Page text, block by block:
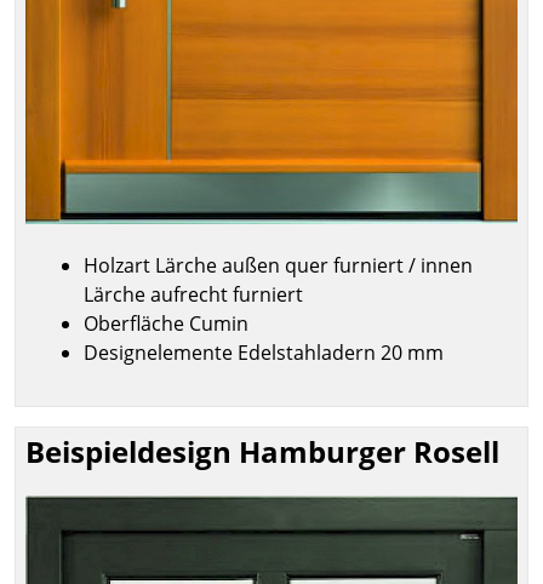
Holzart Lärche außen quer furniert / innen
Lärche aufrecht furniert
Oberfläche Cumin
Designelemente Edelstahladern 20 mm
Beispieldesign Hamburger Rosell